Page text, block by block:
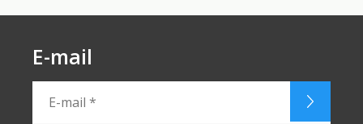
E-mail